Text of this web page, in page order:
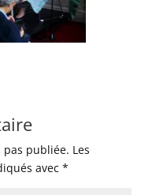
pas publiée. Les
avec *